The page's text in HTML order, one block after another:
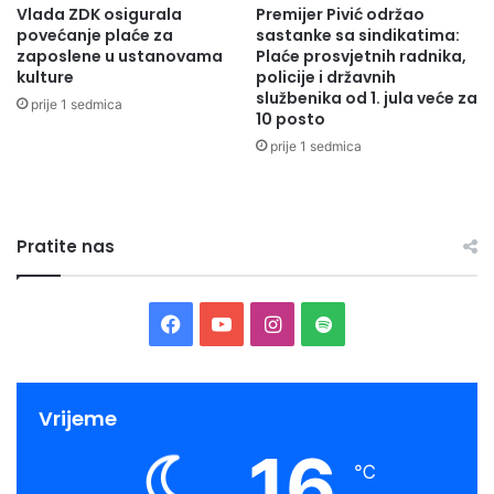
r
e
n
u
l
n
t
c
t
i
N
K
"
a
n
Vlada ZDK osigurala
povećanje plaće za
zaposlene u ustanovama
kulture
prije 1 sedmica
Premijer Pivić održao
sastanke sa sindikatima:
Plaće prosvjetnih radnika,
policije i državnih
službenika od 1. jula veće za
10 posto
prije 1 sedmica
Pratite nas
I
S
Vrijeme
℃